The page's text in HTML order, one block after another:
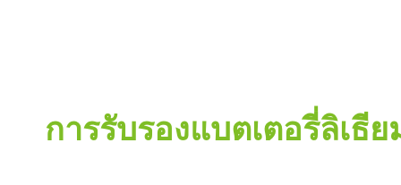
การรับรองแบตเตอรี่ลิเธีย